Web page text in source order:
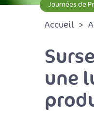
Journées de
Accueil
une